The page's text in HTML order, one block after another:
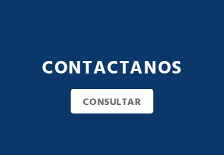
CONTACTANOS
CONSULTAR